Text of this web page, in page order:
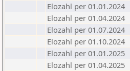
Elozahl per 01.01.2024
Elozahl per 01.04.2024
Elozahl per 01.07.2024
Elozahl per 01.10.2024
Elozahl per 01.01.2025
Elozahl per 01.04.2025